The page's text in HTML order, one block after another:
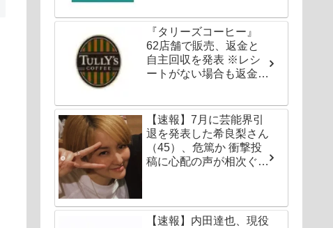
『タリーズコーヒー』
62店舗で販売、返金と
自主回収を発表 ※レシ
ートがない場合も返金対
【速報】7月に芸能界引
退を発表した希良梨さん
（45）、危篤か 衝撃投
稿に心配の声が相次ぐ
【速報】内田達也、現役